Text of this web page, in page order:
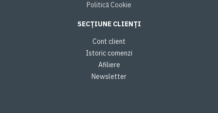
Politică Cookie
SECȚIUNE CLIENȚI
Cont client
Istoric comenzi
Afiliere
Newsletter